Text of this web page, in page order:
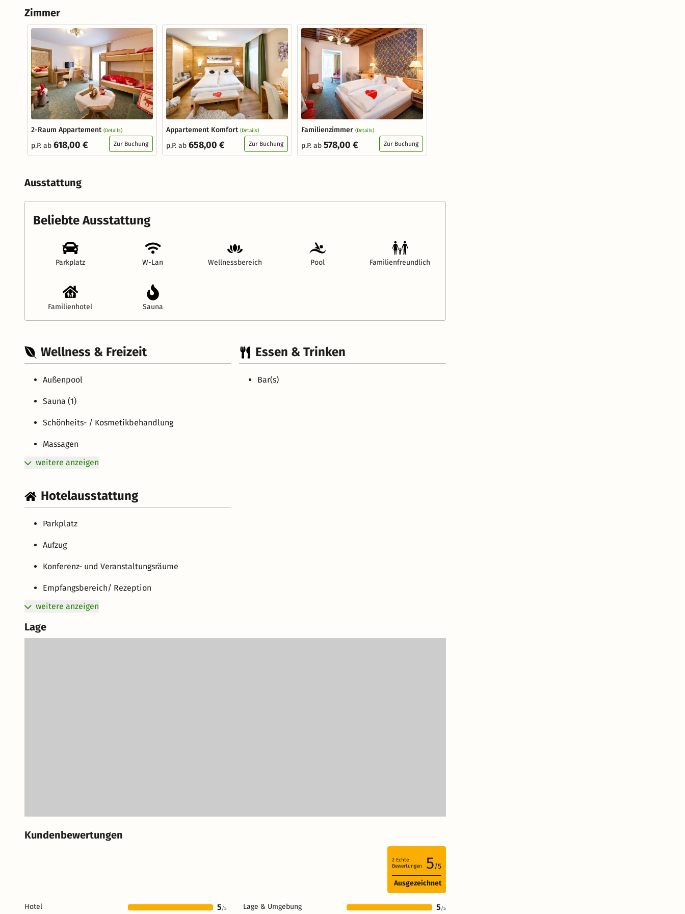
Zimmer
2-Raum Appartement (Details)
p.P. ab 618,00 € Zur Buchung
Appartement Komfort (Details)
p.P. ab 658,00 € Zur Buchung
Familienzimmer (Details)
p.P. ab 578,00 € Zur Buchung
Ausstattung
Beliebte Ausstattung
Parkplatz W-Lan Wellnessbereich Pool Familienfreundlich
Familienhotel Sauna
Wellness & Freizeit
Außenpool
Sauna (1)
Schönheits- / Kosmetikbehandlung
Massagen
weitere anzeigen
Essen & Trinken
Bar(s)
Hotelausstattung
Parkplatz
Aufzug
Konferenz- und Veranstaltungsräume
Empfangsbereich/ Rezeption
weitere anzeigen
Lage
Kundenbewertungen
2Echte
Bewertungen
5/5
Ausgezeichnet
Hotel 5 /5 Lage & Umgebung 5 /5